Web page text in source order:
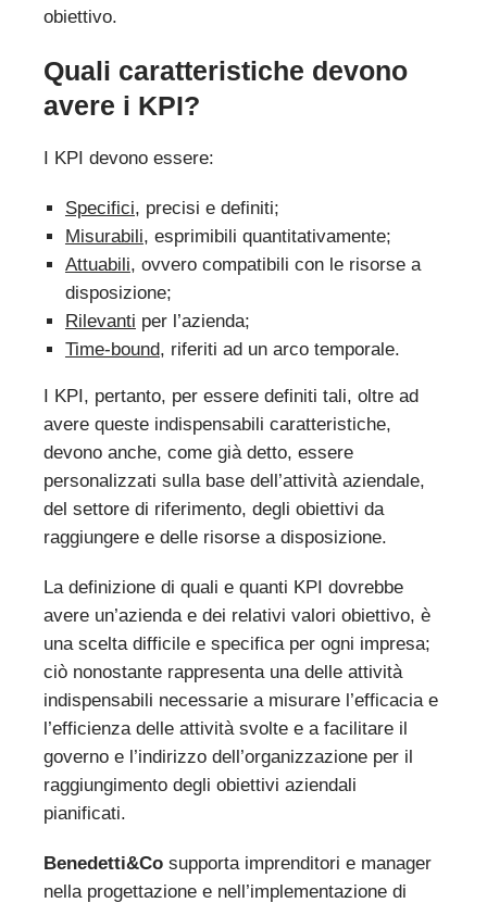
obiettivo.
Quali caratteristiche devono
avere i KPI?
I KPI devono essere:
Specifici, precisi e definiti;
Misurabili, esprimibili quantitativamente;
Attuabili, ovvero compatibili con le risorse a
disposizione;
Rilevanti per l’azienda;
Time-bound, riferiti ad un arco temporale.
I KPI, pertanto, per essere definiti tali, oltre ad
avere queste indispensabili caratteristiche,
devono anche, come già detto, essere
personalizzati sulla base dell’attività aziendale,
del settore di riferimento, degli obiettivi da
raggiungere e delle risorse a disposizione.
La definizione di quali e quanti KPI dovrebbe
avere un’azienda e dei relativi valori obiettivo, è
una scelta difficile e specifica per ogni impresa;
ciò nonostante rappresenta una delle attività
indispensabili necessarie a misurare l’efficacia e
l’efficienza delle attività svolte e a facilitare il
governo e l’indirizzo dell’organizzazione per il
raggiungimento degli obiettivi aziendali
pianificati.
Benedetti&Co supporta imprenditori e manager
nella progettazione e nell’implementazione di